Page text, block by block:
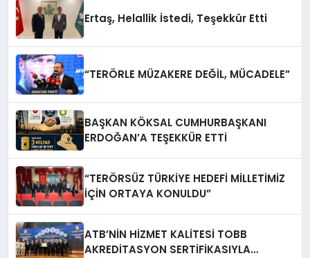
Ertaş, Helallik İstedi, Teşekkür Etti
“TERÖRLE MÜZAKERE DEĞİL, MÜCADELE”
BAŞKAN KÖKSAL CUMHURBAŞKANI
ERDOĞAN’A TEŞEKKÜR ETTİ
“TERÖRSÜZ TÜRKİYE HEDEFİ MİLLETİMİZ
İÇİN ORTAYA KONULDU”
ATB’NİN HİZMET KALİTESİ TOBB
AKREDİTASYON SERTİFİKASIYLA